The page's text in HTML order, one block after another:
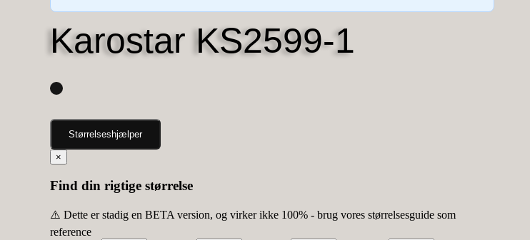
Karostar KS2599-1
Størrelseshjælper
×
Find din rigtige størrelse
⚠️ Dette er stadig en BETA version, og virker ikke 100% - brug vores størrelsesguide som
reference